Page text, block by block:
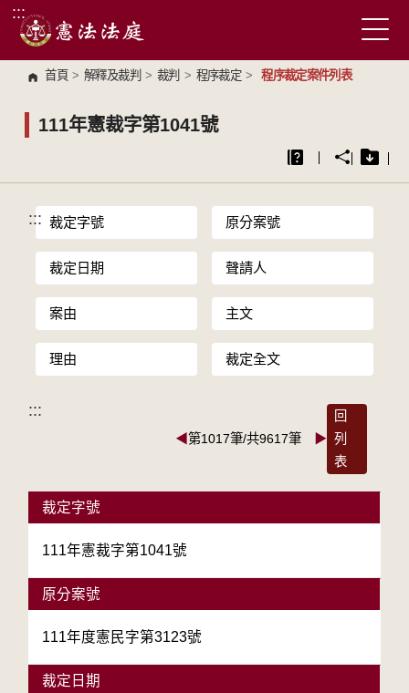
跳到主要內容區塊
:::
首頁 > 解釋及裁判 > 裁判 > 程序裁定 > 程序裁定案件列表
111年憲裁字第1041號
::: 裁定字號 原分案號
裁定日期 聲請人
案由 主文
理由 裁定全文
:::
◀第1017筆/共9617筆 ▶
回
列
表
裁定字號
111年憲裁字第1041號
原分案號
111年度憲民字第3123號
裁定日期